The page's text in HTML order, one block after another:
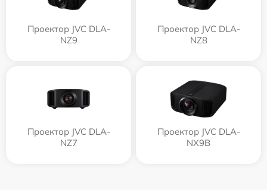
Проектор JVC DLA-
NZ9
Проектор JVC DLA-
NZ8
Проектор JVC DLA-
NZ7
Проектор JVC DLA-
NX9B